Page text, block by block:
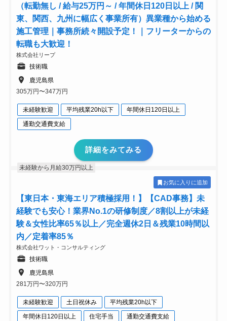
（転勤無し / 給与25万円～ / 年間休日120日以上 / 関
東、関西、九州に幅広く事業所有）異業種から始める
施工管理｜事務所続々開設予定！｜フリーターからの
転職も大歓迎！
株式会社リープ
技術職
鹿児島県
305万円〜347万円
未経験歓迎 平均残業20h以下
年間休日120日以上
通勤交通費支給
詳細をみてみる
未経験から月給30万円以上
お気に入りに追加
【東日本・東海エリア積極採用！】【CAD事務】未
経験でも安心！業界No.1の研修制度／8割以上が未経
験＆女性比率65％以上／完全週休2日＆残業10時間以
内／定着率85％
株式会社ワット・コンサルティング
技術職
鹿児島県
281万円〜320万円
未経験歓迎 土日祝休み
平均残業20h以下
年間休日120日以上
住宅手当 通勤交通費支給